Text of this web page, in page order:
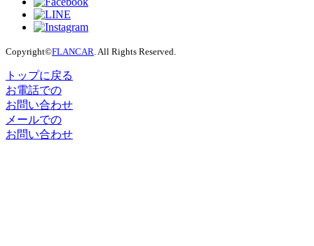
Copyright©FLANCAR. All Rights Reserved.
トップに戻る
お電話での
お問い合わせ
メールでの
お問い合わせ